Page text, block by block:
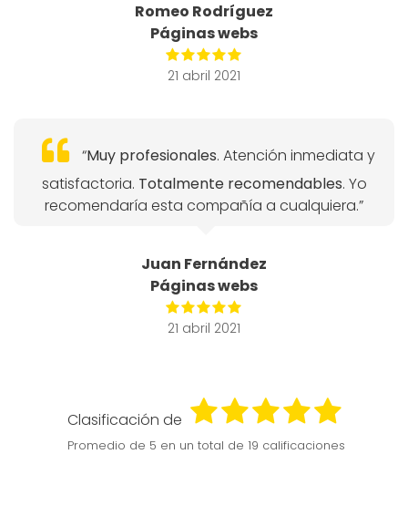
Romeo Rodríguez
Páginas webs
21 abril 2021
“Muy profesionales. Atención inmediata y
satisfactoria. Totalmente recomendables. Yo
recomendaría esta compañía a cualquiera.”
Juan Fernández
Páginas webs
21 abril 2021
Clasificación de
Promedio de 5 en un total de 19 calificaciones